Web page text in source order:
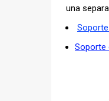
una
Soporte